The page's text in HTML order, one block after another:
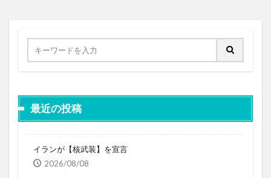
最近の投稿
イランが【核武装】を宣言
2026/08/08